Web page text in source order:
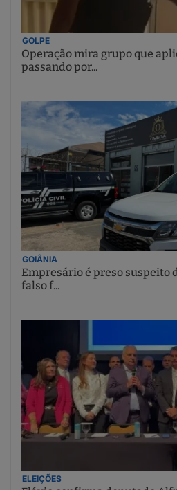
GOLPE
Operação mira grupo que
passando por...
GOIÂNIA
Empresário é preso suspeito
falso f...
ELEIÇÕES